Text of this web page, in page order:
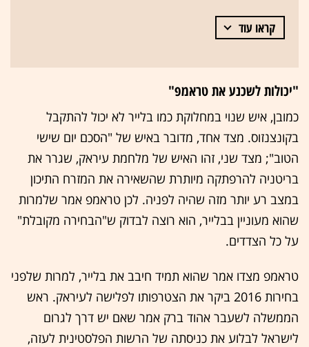
קראו עוד
"יכולות לשכנע את טראמפ"
כמובן, איש שנוי במחלוקת כמו בלייר לא יכול להתקבל
בקונצנזוס. מצד אחד, מדובר באיש של "הסכם יום שישי
הטוב"; מצד שני, זהו האיש של מלחמת עיראק, שגרר את
בריטניה להרפתקה מיותרת שהשאירה את המזרח התיכון
במצב רע יותר מזה שהיה לפניה. לכן טראמפ אמר שלמרות
שהוא מעוניין בבלייר, הוא רוצה לבדוק ש"הבחירה מקובלת"
על כל הצדדים.
טראמפ מצדו אמר שהוא תמיד חיבב את בלייר, למרות שלפני
בחירות 2016 ביקר את הצטרפותו לפלישה לעיראק. ראש
הממשלה לשעבר אהוד ברק אמר שאם יש דרך לגרום
לישראל לבלוע את כניסתה של הרשות הפלסטינית לעזה,